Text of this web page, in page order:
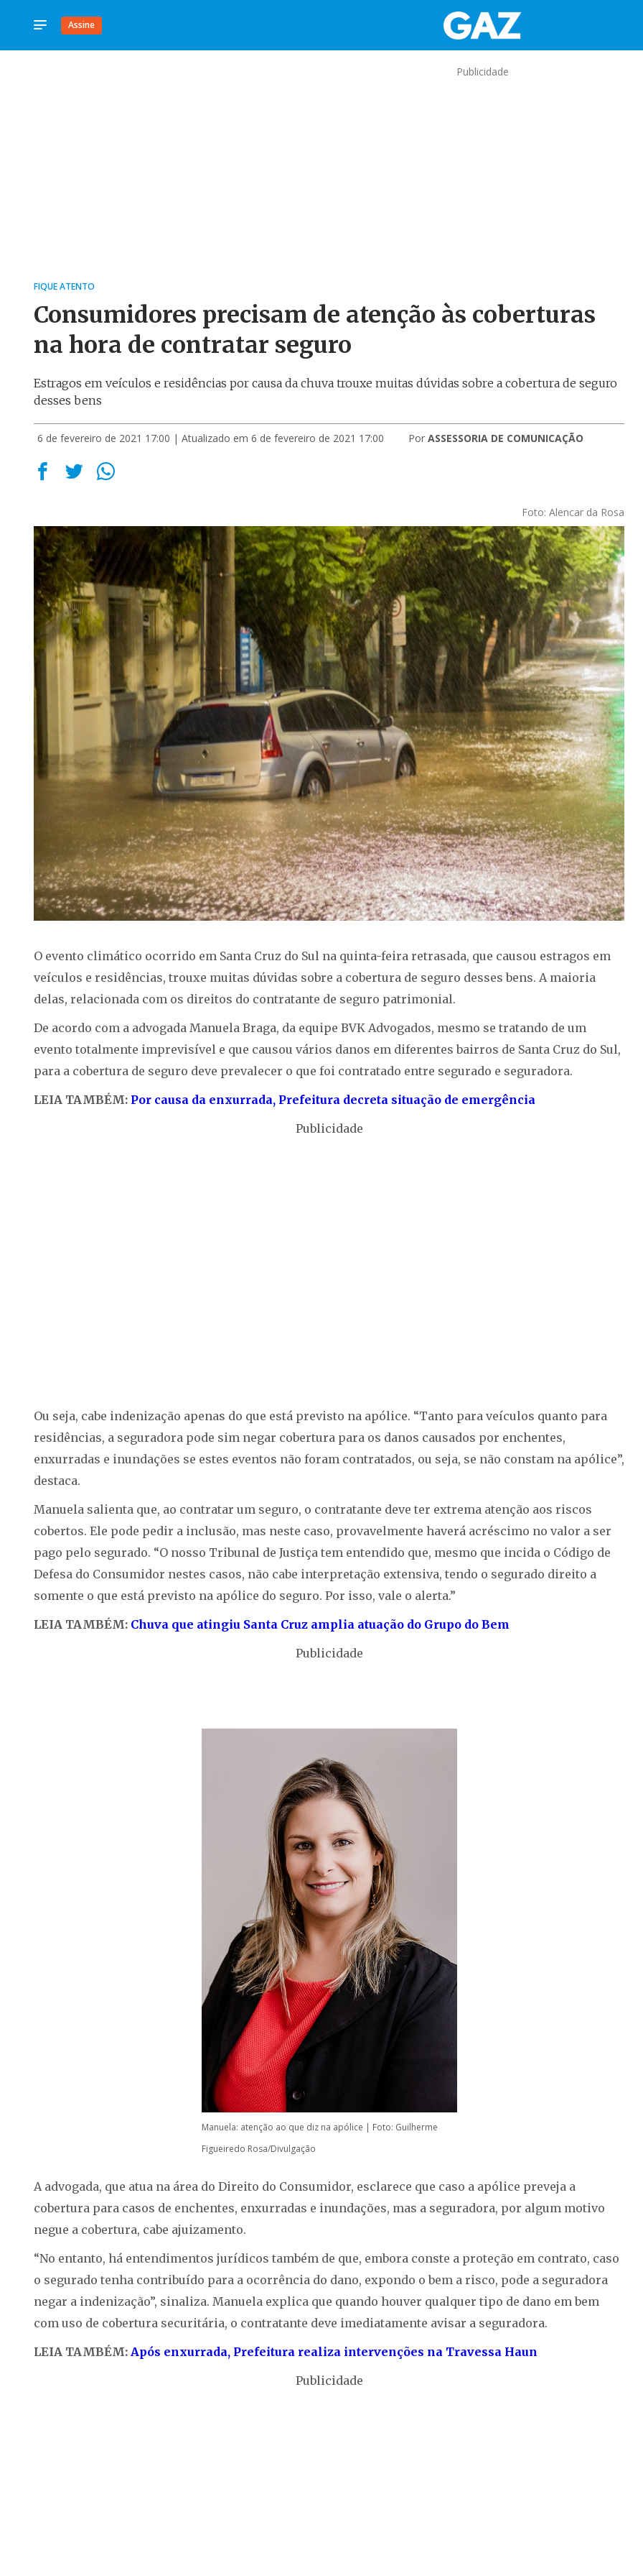
Assine
Publicidade
FIQUE ATENTO
Consumidores precisam de atenção às coberturas
na hora de contratar seguro
Estragos em veículos e residências por causa da chuva trouxe muitas dúvidas sobre a cobertura de seguro
desses bens
6 de fevereiro de 2021 17:00 | Atualizado em 6 de fevereiro de 2021 17:00 Por ASSESSORIA DE COMUNICAÇÃO
Foto: Alencar da Rosa
O evento climático ocorrido em Santa Cruz do Sul na quinta-feira retrasada, que causou estragos em
veículos e residências, trouxe muitas dúvidas sobre a cobertura de seguro desses bens. A maioria
delas, relacionada com os direitos do contratante de seguro patrimonial.
De acordo com a advogada Manuela Braga, da equipe BVK Advogados, mesmo se tratando de um
evento totalmente imprevisível e que causou vários danos em diferentes bairros de Santa Cruz do Sul,
para a cobertura de seguro deve prevalecer o que foi contratado entre segurado e seguradora.
LEIA TAMBÉM: Por causa da enxurrada, Prefeitura decreta situação de emergência
Publicidade
Ou seja, cabe indenização apenas do que está previsto na apólice. “Tanto para veículos quanto para
residências, a seguradora pode sim negar cobertura para os danos causados por enchentes,
enxurradas e inundações se estes eventos não foram contratados, ou seja, se não constam na apólice”,
destaca.
Manuela salienta que, ao contratar um seguro, o contratante deve ter extrema atenção aos riscos
cobertos. Ele pode pedir a inclusão, mas neste caso, provavelmente haverá acréscimo no valor a ser
pago pelo segurado. “O nosso Tribunal de Justiça tem entendido que, mesmo que incida o Código de
Defesa do Consumidor nestes casos, não cabe interpretação extensiva, tendo o segurado direito a
somente o que está previsto na apólice do seguro. Por isso, vale o alerta.”
LEIA TAMBÉM: Chuva que atingiu Santa Cruz amplia atuação do Grupo do Bem
Publicidade
Manuela: atenção ao que diz na apólice | Foto: Guilherme
Figueiredo Rosa/Divulgação
A advogada, que atua na área do Direito do Consumidor, esclarece que caso a apólice preveja a
cobertura para casos de enchentes, enxurradas e inundações, mas a seguradora, por algum motivo
negue a cobertura, cabe ajuizamento.
“No entanto, há entendimentos jurídicos também de que, embora conste a proteção em contrato, caso
o segurado tenha contribuído para a ocorrência do dano, expondo o bem a risco, pode a seguradora
negar a indenização”, sinaliza. Manuela explica que quando houver qualquer tipo de dano em bem
com uso de cobertura securitária, o contratante deve imediatamente avisar a seguradora.
LEIA TAMBÉM: Após enxurrada, Prefeitura realiza intervenções na Travessa Haun
Publicidade